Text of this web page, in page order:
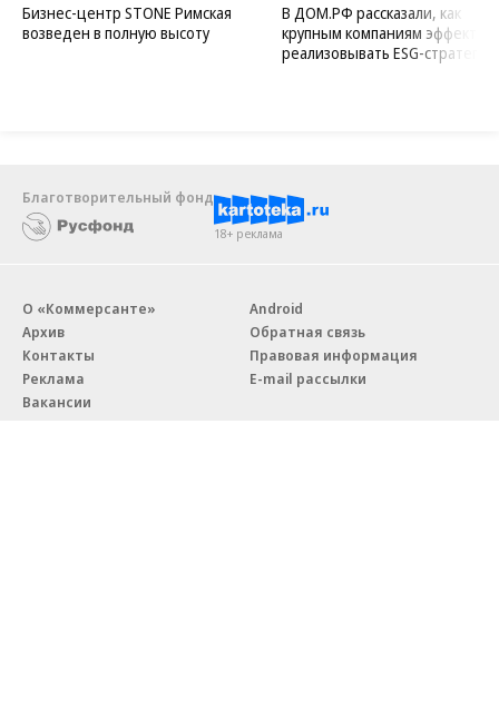
Бизнес-центр STONE Римская
возведен в полную высоту
В ДОМ.РФ рассказали, как
крупным компаниям
реализовывать ESG-стратегию
Благотворительный фонд
18+ реклама
О «Коммерсанте»
Архив
Контакты
Реклама
Вакансии
Android
Обратная связь
Правовая информация
E-mail рассылки